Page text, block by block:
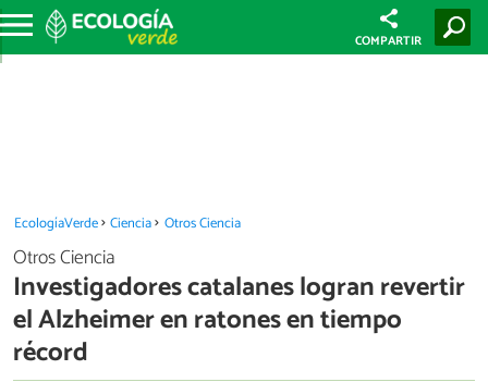
COMPARTIR
EcologíaVerde Ciencia Otros Ciencia
Otros Ciencia
Investigadores catalanes logran revertir
el Alzheimer en ratones en tiempo
récord